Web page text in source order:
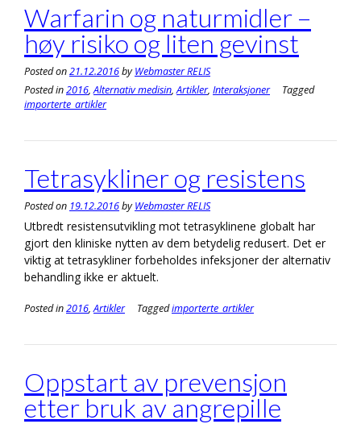
Warfarin og naturmidler –
høy risiko og liten gevinst
Posted on21.12.2016byWebmaster RELIS
Posted in2016,Alternativ medisin,Artikler, Interaksjoner
Tagged
importerte_artikler
Tetrasykliner og resistens
Posted on 19.12.2016byWebmaster RELIS
Utbredt resistensutvikling mot tetrasyklinene globalt har
gjort den kliniske nytten av dem betydelig redusert. Det er
viktig at tetrasykliner forbeholdes infeksjoner der alternativ
behandling ikke er aktuelt.
Posted in2016,Artikler Taggedimporterte_artikler
Oppstart av prevensjon
etter bruk av angrepille